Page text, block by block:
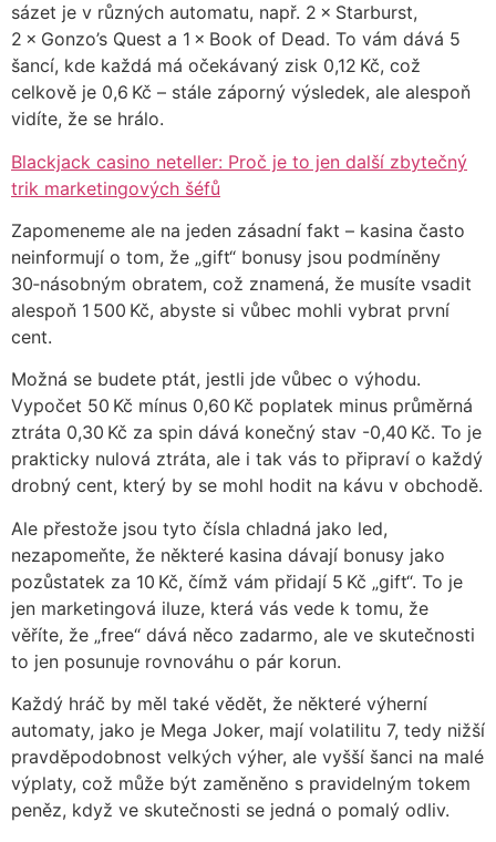
sázet je v různých automatu, např. 2 × Starburst,
2 × Gonzo’s Quest a 1 × Book of Dead. To vám dává 5
šancí, kde každá má očekávaný zisk 0,12 Kč, což
celkově je 0,6 Kč – stále záporný výsledek, ale alespoň
vidíte, že se hrálo.
Blackjack casino neteller: Proč je to jen další zbytečný
trik marketingových šéfů
Zapomeneme ale na jeden zásadní fakt – kasina často
neinformují o tom, že „gift“ bonusy jsou podmíněny
30‑násobným obratem, což znamená, že musíte vsadit
alespoň 1 500 Kč, abyste si vůbec mohli vybrat první
cent.
Možná se budete ptát, jestli jde vůbec o výhodu.
Vypočet 50 Kč mínus 0,60 Kč poplatek minus průměrná
ztráta 0,30 Kč za spin dává konečný stav -0,40 Kč. To je
prakticky nulová ztráta, ale i tak vás to připraví o každý
drobný cent, který by se mohl hodit na kávu v obchodě.
Ale přestože jsou tyto čísla chladná jako led,
nezapomeňte, že některé kasina dávají bonusy jako
pozůstatek za 10 Kč, čímž vám přidají 5 Kč „gift“. To je
jen marketingová iluze, která vás vede k tomu, že
věříte, že „free“ dává něco zadarmo, ale ve skutečnosti
to jen posunuje rovnováhu o pár korun.
Každý hráč by měl také vědět, že některé výherní
automaty, jako je Mega Joker, mají volatilitu 7, tedy nižší
pravděpodobnost velkých výher, ale vyšší šanci na malé
výplaty, což může být zaměněno s pravidelným tokem
peněz, když ve skutečnosti se jedná o pomalý odliv.